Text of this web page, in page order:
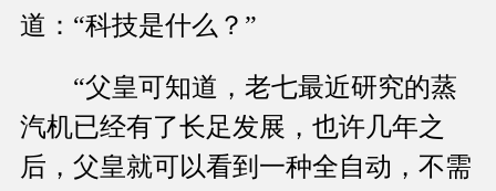
道：“科技是什么？”
“父皇可知道，老七最近研究的蒸
汽机已经有了长足发展，也许几年之
后，父皇就可以看到一种全自动，不需